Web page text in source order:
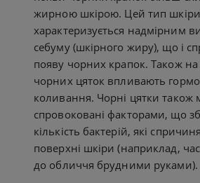
жирною шкірою. Цей тип шкіри
характеризується надмірним
себуму (шкірного жиру), що і
появу чорних крапок. Також
чорних цяток впливають
коливання. Чорні цятки також
спровоковані факторами, що
кількість бактерій, які
поверхні шкіри (наприклад,
до обличчя брудними руками).